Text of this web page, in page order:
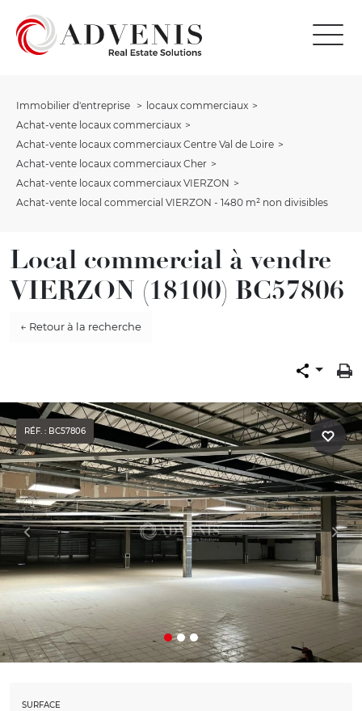
Immobilier d'entreprise
locaux commerciaux
Achat-vente locaux commerciaux
Achat-vente locaux commerciaux Centre Val de Loire
Achat-vente locaux commerciaux Cher
Achat-vente locaux commerciaux VIERZON
Achat-vente local commercial VIERZON - 1480 m² non divisibles
Local commercial à vendre
VIERZON (18100) BC57806
← Retour à la recherche
RÉF. : BC57806
SURFACE